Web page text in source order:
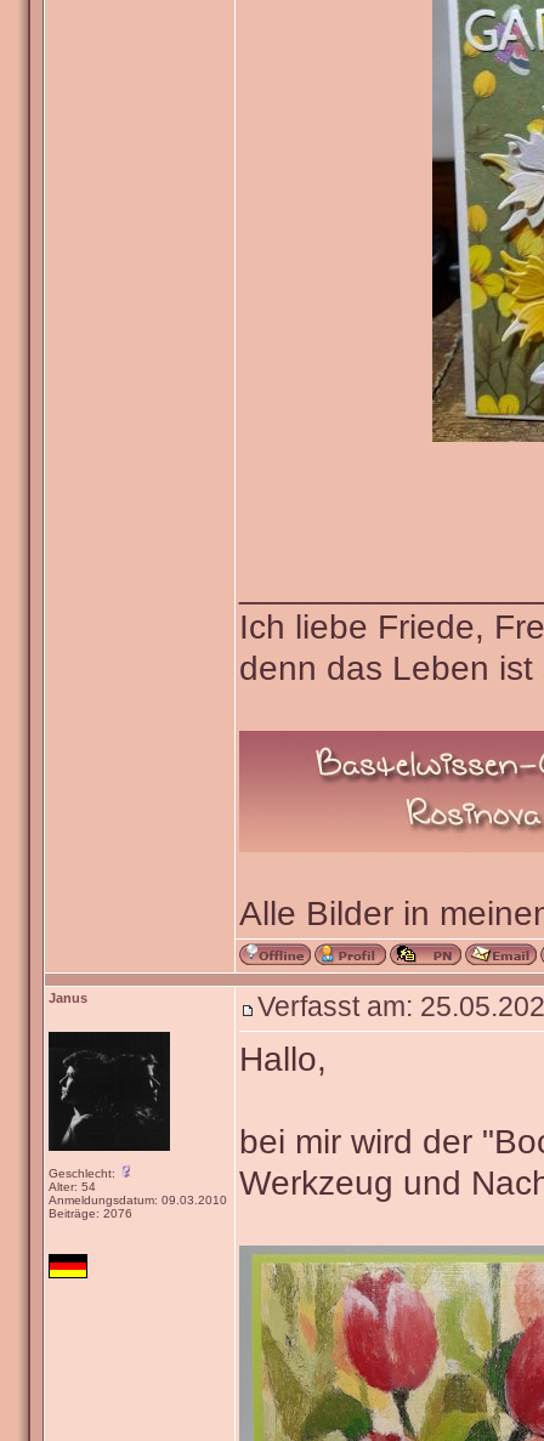
Ich liebe Friede,
denn das Leben
Alle Bilder in
Janus
Geschlecht:
Alter: 54
Anmeldungsdatum: 09.03.2010
Beiträge: 2076
Verfasst am:
Hallo,
bei mir wird der
Werkzeug und